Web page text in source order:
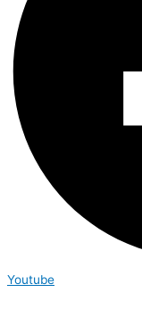
Youtube